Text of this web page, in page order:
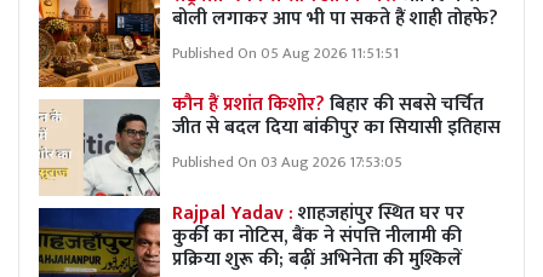
बोली लगाकर आप भी पा सकते हैं शाही तोहफे?
Published On 05 Aug 2026 11:51:51
कौन हैं प्रशांत किशोर?बिहार की सबसे चर्चित
जीत से बदल दिया बांकीपुर का सियासी इतिहास
Published On 03 Aug 2026 17:53:05
Rajpal Yadav :शाहजहांपुर स्थित घर पर
कुर्की का नोटिस, बैंक ने संपत्ति नीलामी की
प्रक्रिया शुरू की; बढ़ीं अभिनेता की मुश्किलें